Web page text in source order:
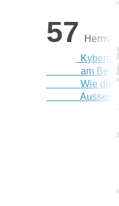
57
am Beispiel
Wie die
Aussehen